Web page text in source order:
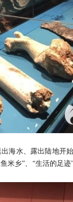
水、露出陆地开始
米乡”、“生活的足